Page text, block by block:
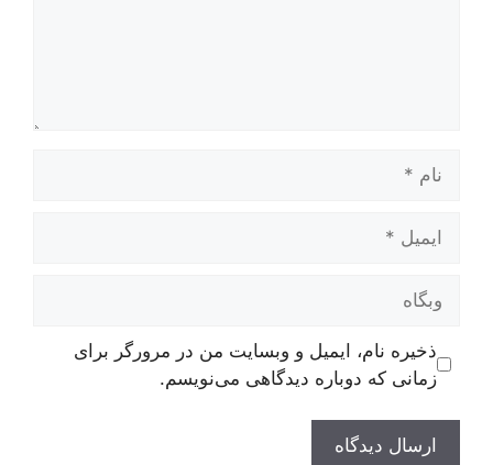
وبگاه
ذخیره نام، ایمیل و وبسایت من در مرورگر برای
زمانی که دوباره دیدگاهی می‌نویسم.